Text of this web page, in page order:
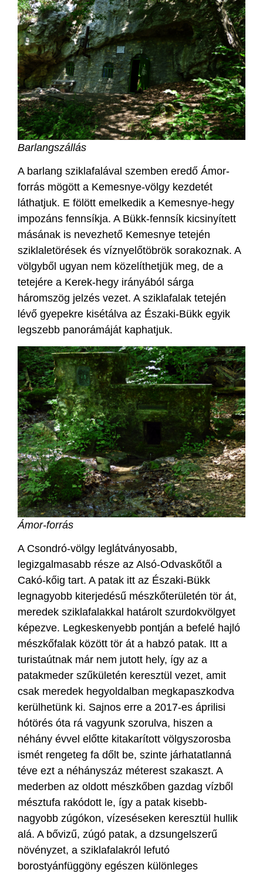
Barlangszállás
A barlang sziklafalával szemben eredő Ámor-
forrás mögött a Kemesnye-völgy kezdetét
láthatjuk. E fölött emelkedik a Kemesnye-hegy
impozáns fennsíkja. A Bükk-fennsík kicsinyített
másának is nevezhető Kemesnye tetején
sziklaletörések és víznyelőtöbrök sorakoznak. A
völgyből ugyan nem közelíthetjük meg, de a
tetejére a Kerek-hegy irányából sárga
háromszög jelzés vezet. A sziklafalak tetején
lévő gyepekre kisétálva az Északi-Bükk egyik
legszebb panorámáját kaphatjuk.
Ámor-forrás
A Csondró-völgy leglátványosabb,
legizgalmasabb része az Alsó-Odvaskőtől a
Cakó-kőig tart. A patak itt az Északi-Bükk
legnagyobb kiterjedésű mészkőterületén tör át,
meredek sziklafalakkal határolt szurdokvölgyet
képezve. Legkeskenyebb pontján a befelé hajló
mészkőfalak között tör át a habzó patak. Itt a
turistaútnak már nem jutott hely, így az a
patakmeder szűkületén keresztül vezet, amit
csak meredek hegyoldalban megkapaszkodva
kerülhetünk ki. Sajnos erre a 2017-es áprilisi
hótörés óta rá vagyunk szorulva, hiszen a
néhány évvel előtte kitakarított völgyszorosba
ismét rengeteg fa dőlt be, szinte járhatatlanná
téve ezt a néhányszáz méterest szakaszt. A
mederben az oldott mészkőben gazdag vízből
mésztufa rakódott le, így a patak kisebb-
nagyobb zúgókon, vízeséseken keresztül hullik
alá. A bővizű, zúgó patak, a dzsungelszerű
növényzet, a sziklafalakról lefutó
borostyánfüggöny egészen különleges